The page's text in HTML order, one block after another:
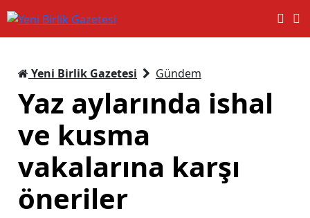
Yeni Birlik Gazetesi Gündem
Yaz aylarında ishal
ve kusma
vakalarına karşı
öneriler